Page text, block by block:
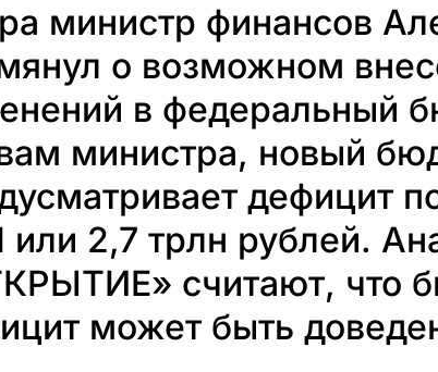
министр финансов
о возможном
в федеральный
министра, новый
дефицит
2,7 трлн рублей.
считают, что
может быть